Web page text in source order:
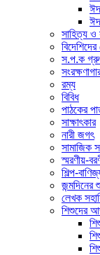
সাহিত্য ও
বিদেশিদের
স.প.ক
রম্য
বিবিধ
পাঠকের
সাক্ষাৎকার
নারী জগৎ
সামাজিক
স্মরণীয়-
শিল্প-
জন্মদিনের
লেখক
শিশুদের